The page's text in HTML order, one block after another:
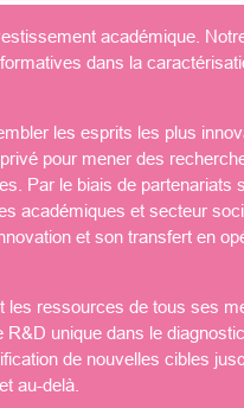
académique.
dans la
les esprits les plus
pour mener des
Par le biais de partenariats
académiques et secteur
et son transfert en
les ressources de tous ses
unique dans le
de nouvelles cibles
au-delà.